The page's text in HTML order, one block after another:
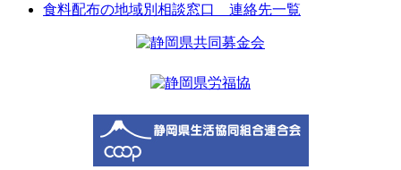
食料配布の地域別相談窓口 連絡先一覧